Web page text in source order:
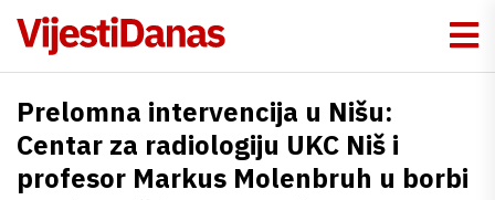
Prelomna intervencija u Nišu:
Centar za radiologiju UKC Niš i
profesor Markus Molenbruh u borbi